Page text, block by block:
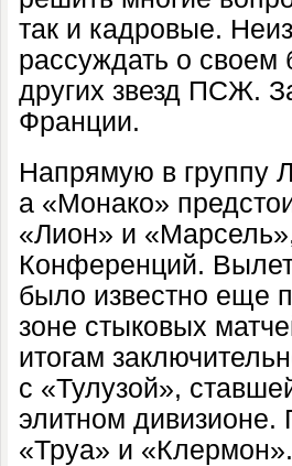
так и кадровые.
рассуждать о своем
других звезд ПСЖ.
Франции.
Напрямую в группу
а «Монако»
«Лион» и
Конференций.
было известно еще
зоне стыковых
итогам
с «Тулузой»,
элитном дивизионе.
«Труа» и «Клермон».